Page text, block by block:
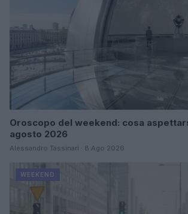
Oroscopo del weekend: cosa
agosto 2026
Alessandro Tassinari · 8 Ago 2026
WEEKEND